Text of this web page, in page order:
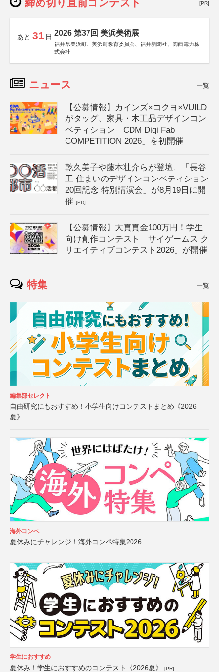
締め切り直前コンテスト [PR]
あと 31 日 2026 第37回 美浜美術展
福井県美浜町、美浜町教育委員会、福井新聞社、関西電力株
式会社
ニュース 一覧
【公募情報】カインズ×コクヨ×VUILD
がタッグ、家具・木工品デザインコン
ペティション「CDM Digi Fab
COMPETITION 2026」を初開催
乾久美子や藤本壮介らが登壇、「長谷
工 住まいのデザインコンペティション
20回記念 特別講演会」が8月19日に開
催[PR]
【公募情報】大賞賞金100万円！学生
向け創作コンテスト「サイゲームス ク
リエイティブコンテスト2026」が開催
特集 一覧
編集部セレクト
自由研究にもおすすめ！小学生向けコンテストまとめ《2026
夏》
海外コンペ
夏休みにチャレンジ！海外コンペ特集2026
学生におすすめ
夏休み！学生におすすめのコンテスト《2026夏》 [PR]